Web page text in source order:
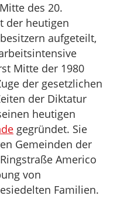
des 20.
der heutigen
aufgeteilt,
Mitte der 1980
der gesetzlichen
der Diktatur
heutigen
gegründet. Sie
Gemeinden der
Americo
von
Familien.